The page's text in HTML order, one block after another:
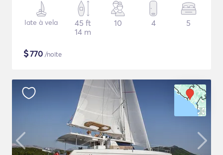
Iate à vela
45 ft
14 m
10 4 5
$770 /noite